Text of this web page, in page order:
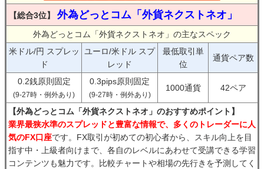
【総合3位】 外為どっとコム「外貨ネクストネオ」
外為どっとコム「外貨ネクストネオ」の主なスペック
米ドル/円 スプレッ
ド
ユーロ/米ドル スプ
レッド
最低取引単
位
通貨ペア数
0.2銭原則固定
(9-27時・例外あり)
0.3pips原則固定
(9-27時・例外あり)
1000通貨 42ペア
【外為どっとコム「外貨ネクストネオ」のおすすめポイント】
業界最狭水準のスプレッドと豊富な情報で、多くのトレーダーに人
気のFX口座です。FX取引が初めての初心者から、スキル向上を目
指す中・上級者向けまで、各自のレベルにあわせて受講できる学習
コンテンツも魅力です。比較チャートや相場の先行きを予測してく